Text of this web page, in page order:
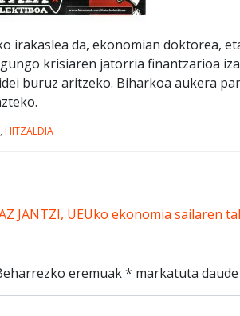
irakaslea da, ekonomian doktorea,
krisiaren jatorria finantzarioa
buruz aritzeko. Biharkoa aukera
, HITZALDIA
JANTZI, UEUko ekonomia sailaren
eremuak* markatuta daude